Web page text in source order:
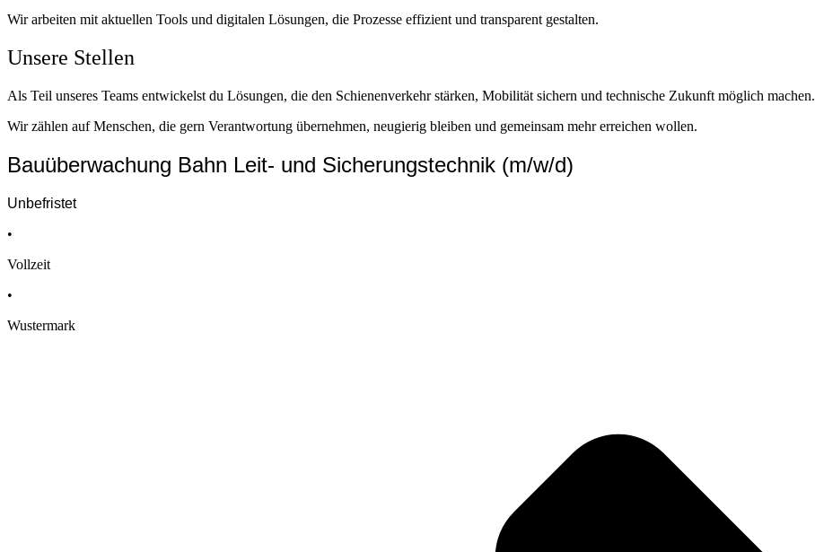
Wir arbeiten mit aktuellen Tools und digitalen Lösungen, die Prozesse effizient und transparent gestalten.
Unsere Stellen
Als Teil unseres Teams entwickelst du Lösungen, die den Schienenverkehr stärken, Mobilität sichern und technische Zukunft möglich machen.
Wir zählen auf Menschen, die gern Verantwortung übernehmen, neugierig bleiben und gemeinsam mehr erreichen wollen.
Bauüberwachung Bahn Leit- und Sicherungstechnik (m/w/d)
Unbefristet
•
Vollzeit
•
Wustermark